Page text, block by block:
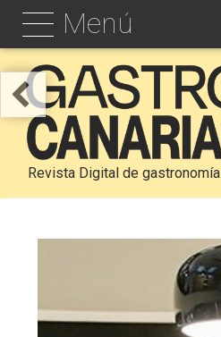
Menú
Revista Digital de gastronomía